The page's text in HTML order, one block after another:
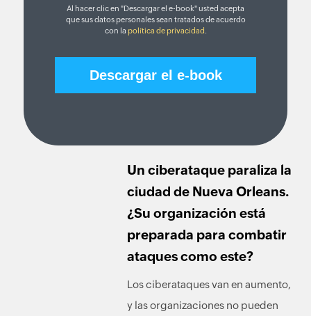
Un ciberataque paraliza la
ciudad de Nueva Orleans.
¿Su organización está
preparada para combatir
ataques como este?
Los ciberataques van en aumento,
y las organizaciones no pueden
Al hacer clic en "Descargar el e-book" usted acepta
que sus datos personales sean tratados de acuerdo
con la política de privacidad